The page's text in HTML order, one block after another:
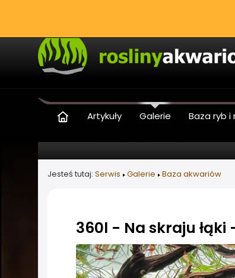
Artykuły Galerie Baza ryb i
Jesteś tutaj: Serwis Galerie Baza akwariów
360l - Na skraju